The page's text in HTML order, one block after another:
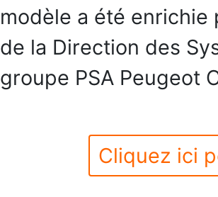
modèle a été enrichie
de la Direction des
groupe PSA Peugeot
Cliquez ici